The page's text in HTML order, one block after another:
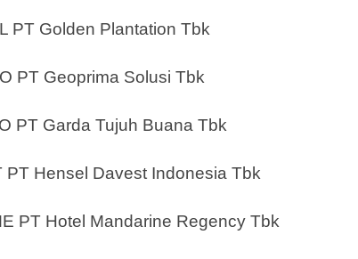
PT Golden Plantation Tbk
PT Geoprima Solusi Tbk
PT Garda Tujuh Buana Tbk
PT Hensel Davest Indonesia Tbk
PT Hotel Mandarine Regency Tbk